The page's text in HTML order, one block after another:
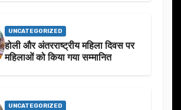
UNCATEGORIZED
होली और अंतरराष्ट्रीय महिला दिवस पर
महिलाओं को किया गया सम्मानित
UNCATEGORIZED